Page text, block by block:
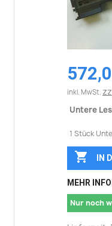
inkl. MwSt.
Untere
1 Stück
 IN
MEHR
Nur noch